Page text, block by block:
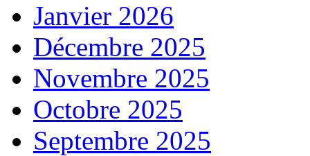
Janvier 2026
Décembre 2025
Novembre 2025
Octobre 2025
Septembre 2025